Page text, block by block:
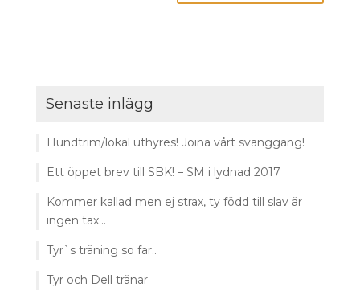
Senaste inlägg
Hundtrim/lokal uthyres! Joina vårt svänggäng!
Ett öppet brev till SBK! – SM i lydnad 2017
Kommer kallad men ej strax, ty född till slav är
ingen tax…
Tyr`s träning so far..
Tyr och Dell tränar